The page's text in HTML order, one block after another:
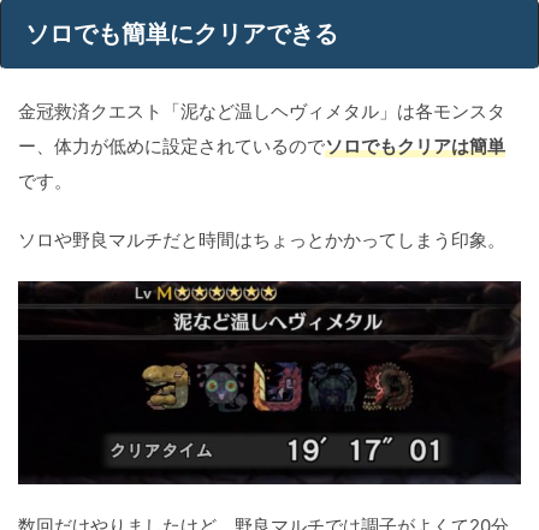
ソロでも簡単にクリアできる
金冠救済クエスト「泥など温しヘヴィメタル」は各モンスタ
ー、体力が低めに設定されているのでソロでもクリアは簡単
です。
ソロや野良マルチだと時間はちょっとかかってしまう印象。